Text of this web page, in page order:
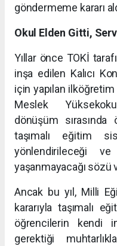
göndermeme kararı
Okul Elden Gitti,
Yıllar önce TOKİ
inşa edilen Kalıcı
için yapılan
Meslek
dönüşüm sırasında
taşımalı eğitim
yönlendirileceği
yaşanmayacağı sözü
Ancak bu yıl, Milli
kararıyla taşımalı
öğrencilerin kendi
gerektiği